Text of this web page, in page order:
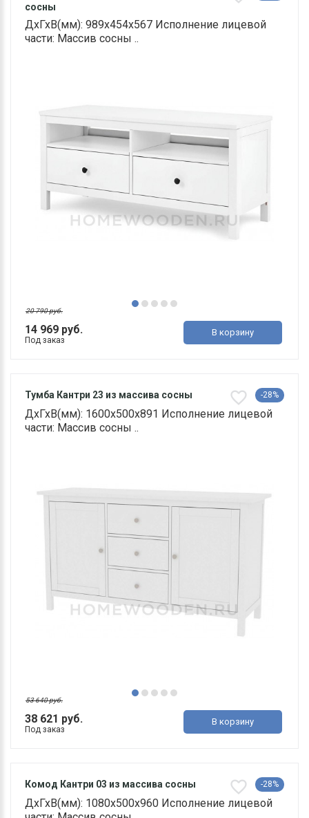
сосны
ДхГхВ(мм): 989х454х567 Исполнение лицевой
части: Массив сосны ..
14 969 руб.
20 790 руб.
Под заказ
В корзину
Тумба Кантри 23 из массива сосны -28%
ДхГхВ(мм): 1600х500х891 Исполнение лицевой
части: Массив сосны ..
38 621 руб.
53 640 руб.
Под заказ
В корзину
Комод Кантри 03 из массива сосны -28%
ДхГхВ(мм): 1080х500х960 Исполнение лицевой